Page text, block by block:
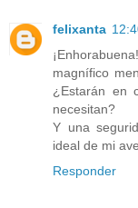
felixanta
magnífico
¿Estarán en
necesitan?
Y una
ideal de mi
Responder